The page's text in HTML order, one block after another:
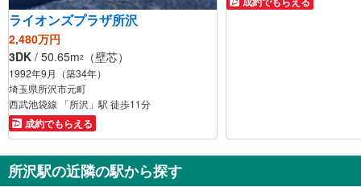
ライオンズプラザ所沢
2,480万円
3DK / 50.65m2 （壁芯）
1992年9月（築34年）
埼玉県所沢市元町
西武池袋線 「所沢」駅 徒歩11分
成約でもらえる
所沢駅の近隣の駅から探す